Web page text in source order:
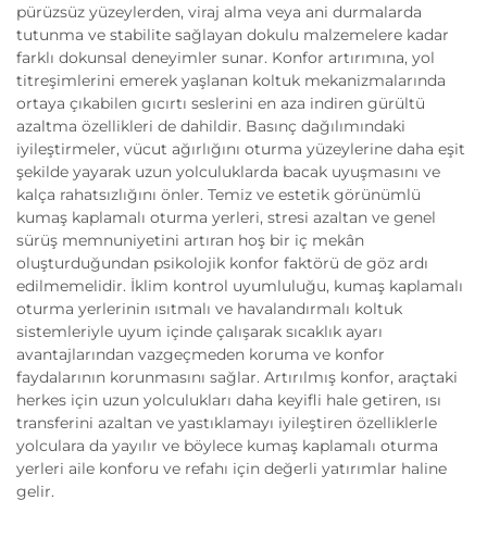
pürüzsüz yüzeylerden, viraj alma veya ani durmalarda
tutunma ve stabilite sağlayan dokulu malzemelere kadar
farklı dokunsal deneyimler sunar. Konfor artırımına, yol
titreşimlerini emerek yaşlanan koltuk mekanizmalarında
ortaya çıkabilen gıcırtı seslerini en aza indiren gürültü
azaltma özellikleri de dahildir. Basınç dağılımındaki
iyileştirmeler, vücut ağırlığını oturma yüzeylerine daha eşit
şekilde yayarak uzun yolculuklarda bacak uyuşmasını ve
kalça rahatsızlığını önler. Temiz ve estetik görünümlü
kumaş kaplamalı oturma yerleri, stresi azaltan ve genel
sürüş memnuniyetini artıran hoş bir iç mekân
oluşturduğundan psikolojik konfor faktörü de göz ardı
edilmemelidir. İklim kontrol uyumluluğu, kumaş kaplamalı
oturma yerlerinin ısıtmalı ve havalandırmalı koltuk
sistemleriyle uyum içinde çalışarak sıcaklık ayarı
avantajlarından vazgeçmeden koruma ve konfor
faydalarının korunmasını sağlar. Artırılmış konfor, araçtaki
herkes için uzun yolculukları daha keyifli hale getiren, ısı
transferini azaltan ve yastıklamayı iyileştiren özelliklerle
yolculara da yayılır ve böylece kumaş kaplamalı oturma
yerleri aile konforu ve refahı için değerli yatırımlar haline
gelir.